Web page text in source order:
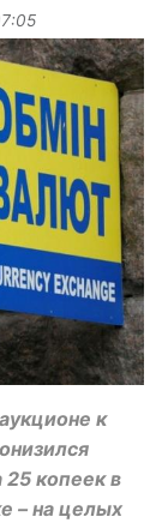
к
25 копеек в
– на целых